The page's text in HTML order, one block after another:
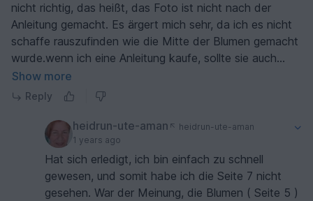
nicht richtig, das heißt, das Foto ist nicht nach der
Anleitung gemacht. Es ärgert mich sehr, da ich es nicht
schaffe rauszufinden wie die Mitte der Blumen gemacht
wurde.wenn ich eine Anleitung kaufe, sollte sie auch
dem entsprechen, was auf dem Foto zu sehen ist.
Show more
Reply
heidrun-ute-aman
heidrun-ute-aman
1 years ago
Hat sich erledigt, ich bin einfach zu schnell
gewesen, und somit habe ich die Seite 7 nicht
gesehen. War der Meinung, die Blumen ( Seite 5 )